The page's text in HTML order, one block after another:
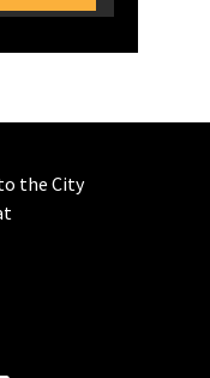
the City